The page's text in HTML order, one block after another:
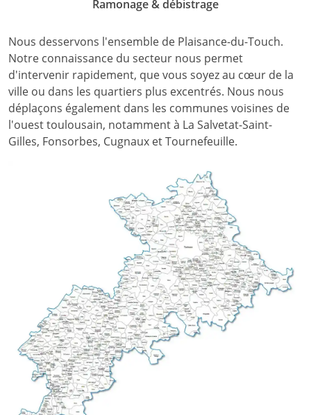
Ramonage & débistrage
Nous desservons l'ensemble de Plaisance-du-Touch.
Notre connaissance du secteur nous permet
d'intervenir rapidement, que vous soyez au cœur de la
ville ou dans les quartiers plus excentrés. Nous nous
déplaçons également dans les communes voisines de
l'ouest toulousain, notamment à La Salvetat-Saint-
Gilles, Fonsorbes, Cugnaux et Tournefeuille.